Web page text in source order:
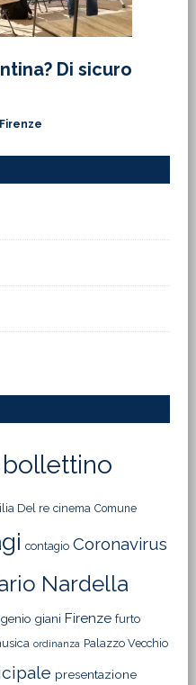
Di sicuro
bollettino
Del re cinema Comune
contagio Coronavirus
Nardella
giani Firenze furto
ordinanza Palazzo Vecchio
presentazione